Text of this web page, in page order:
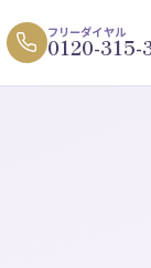
フリーダイヤル
0120-315-